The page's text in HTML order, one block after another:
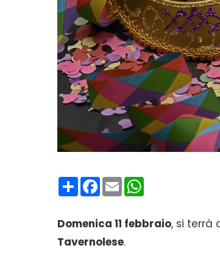
CondividiFacebook
Email
Domenica 11 febbraio, si terrà
Tavernolese.